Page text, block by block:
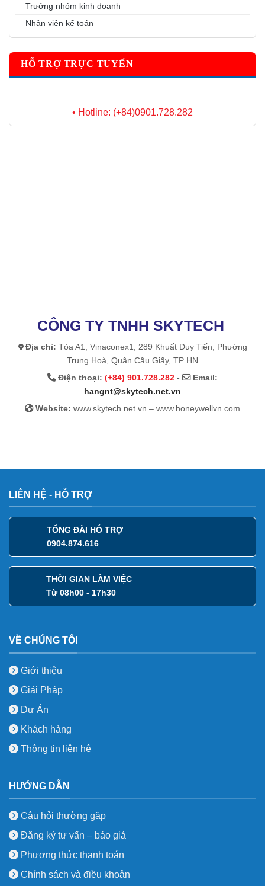
Trưởng nhóm kinh doanh
Nhân viên kế toán
HỖ TRỢ TRỰC TUYẾN
• Hotline: (+84)0901.728.282
CÔNG TY TNHH SKYTECH
Địa chỉ: Tòa A1, Vinaconex1, 289 Khuất Duy Tiến, Phường
Trung Hoà, Quận Cầu Giấy, TP HN
Điện thoại: (+84) 901.728.282 -
Email:
hangnt@skytech.net.vn
Website: www.skytech.net.vn – www.honeywellvn.com
LIÊN HỆ - HỖ TRỢ
TỔNG ĐÀI HỖ TRỢ
0904.874.616
THỜI GIAN LÀM VIỆC
Từ 08h00 - 17h30
VỀ CHÚNG TÔI
Giới thiệu
Giải Pháp
Dự Án
Khách hàng
Thông tin liên hệ
HƯỚNG DẪN
Câu hỏi thường gặp
Đăng ký tư vấn – báo giá
Phương thức thanh toán
Chính sách và điều khoản